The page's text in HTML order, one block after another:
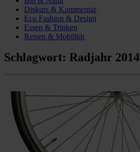
Diskurs & Kommentar
Eco Fashion & Design
Essen & Trinken
Reisen & Mobilität
Schlagwort: Radjahr 2014